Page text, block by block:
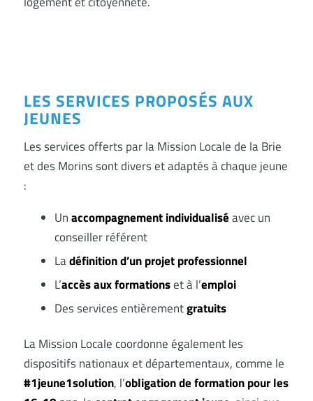
LES SERVICES PROPOSÉS AUX
JEUNES
Les services offerts par la Mission Locale de la Brie
et des Morins sont divers et adaptés à chaque jeune
:
Unaccompagnement individualiséavec un
conseiller référent
Ladéfinition d’un projet professionnel
L’accès aux formationset à l’emploi
Des services entièrementgratuits
La Mission Locale coordonne également les
dispositifs nationaux et départementaux, comme le
#1jeune1solution, l’obligation de formation pour les